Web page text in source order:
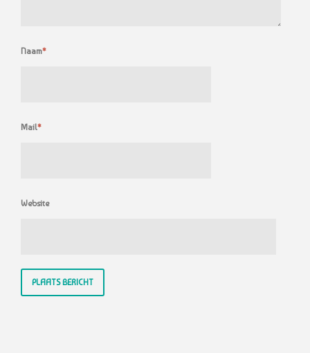
Naam*
Mail*
Website